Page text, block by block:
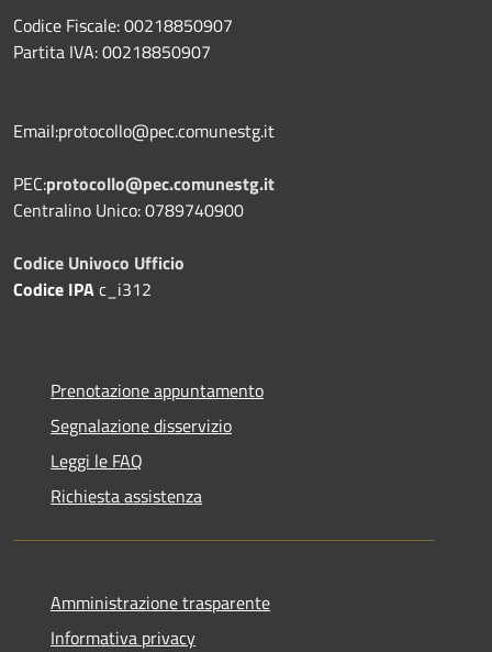
Codice Fiscale: 00218850907
Partita IVA: 00218850907
Email:protocollo@pec.comunestg.it
PEC:protocollo@pec.comunestg.it
Centralino Unico: 0789740900
Codice Univoco Ufficio
Codice IPAc_i312
Prenotazione appuntamento
Segnalazione disservizio
Leggi le FAQ
Richiesta assistenza
Amministrazione trasparente
Informativa privacy